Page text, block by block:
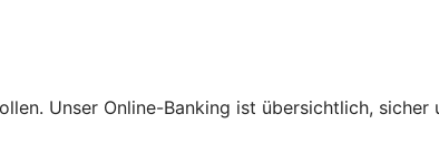
Unser Online-Banking ist übersichtlich, sicher